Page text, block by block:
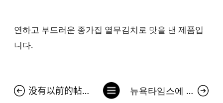
연하고 부드러운 종가집 열무김치로 맛을 낸 제품입
니다.
没有以前的帖子。 뉴욕타임스에 등장한 김치 광고…서경덕 "中 김치 공정에 팩트로 대응"
列